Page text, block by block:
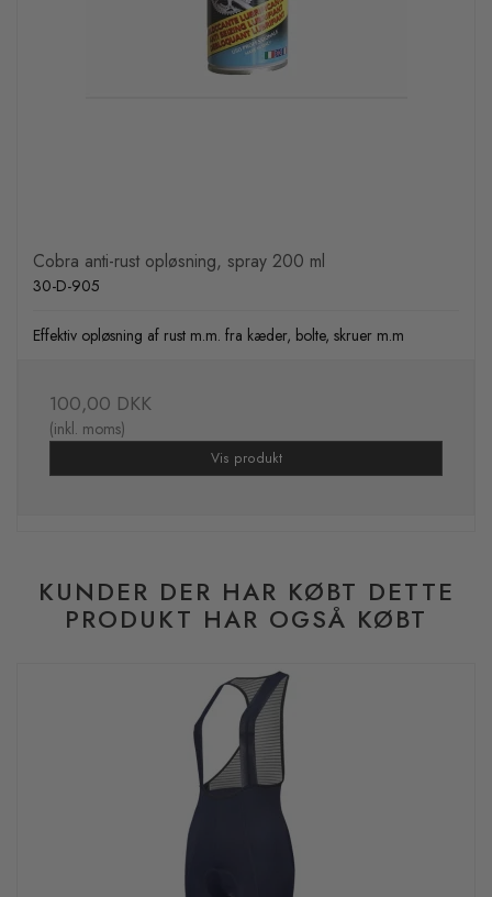
Cobra anti-rust opløsning, spray 200 ml
30-D-905
Effektiv opløsning af rust m.m. fra kæder, bolte, skruer m.m
100,00 DKK
(inkl. moms)
Vis produkt
KUNDER DER HAR KØBT DETTE
PRODUKT HAR OGSÅ KØBT